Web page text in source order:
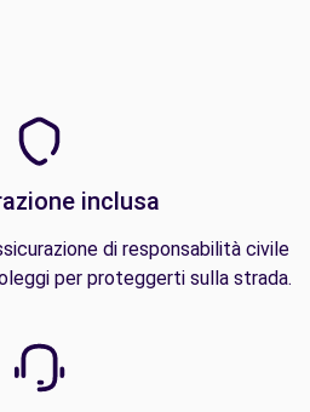
inclusa
di responsabilità civile
per proteggerti sulla strada.